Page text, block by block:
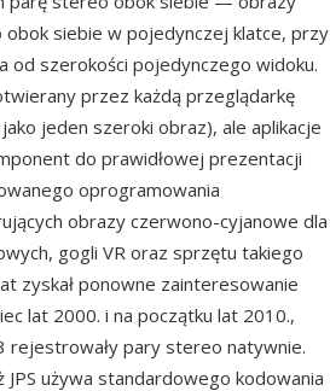
siebie w pojedynczej klatce, przy
od szerokości pojedynczego widoku.
przez każdą przeglądarkę
jeden szeroki obraz), ale aplikacje
do prawidłowej prezentacji
oprogramowania
obrazy czerwono-cyjanowe dla
gogli VR oraz sprzętu takiego
zyskał ponowne zainteresowanie
lat 2000. i na początku lat 2010.,
rejestrowały pary stereo natywnie.
używa standardowego kodowania